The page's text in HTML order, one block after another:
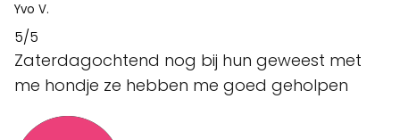
Yvo V.
5/5
Zaterdagochtend nog bij hun geweest met
me hondje ze hebben me goed geholpen